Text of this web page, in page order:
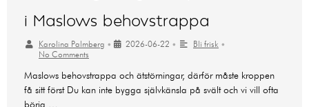
i Maslows behovstrappa
Karolina Palmberg • 2026-06-22 • Bli frisk •
No Comments
Maslows behovstrappa och ätstörningar, därför måste kroppen
få sitt först Du kan inte bygga självkänsla på svält och vi vill ofta
börja …